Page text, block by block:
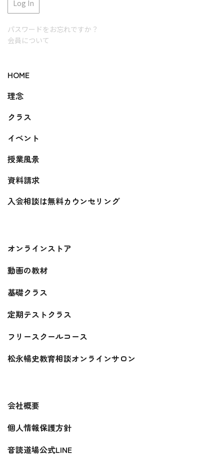
パスワードをお忘れですか？
会員について
HOME
理念
クラス
イベント
授業風景
資料請求
入会相談は無料カウンセリング
オンラインストア
動画の教材
基礎クラス
定期テストクラス
フリースクールコース
松永暢史教育相談オンラインサロン
会社概要
個人情報保護方針
音読道場公式LINE